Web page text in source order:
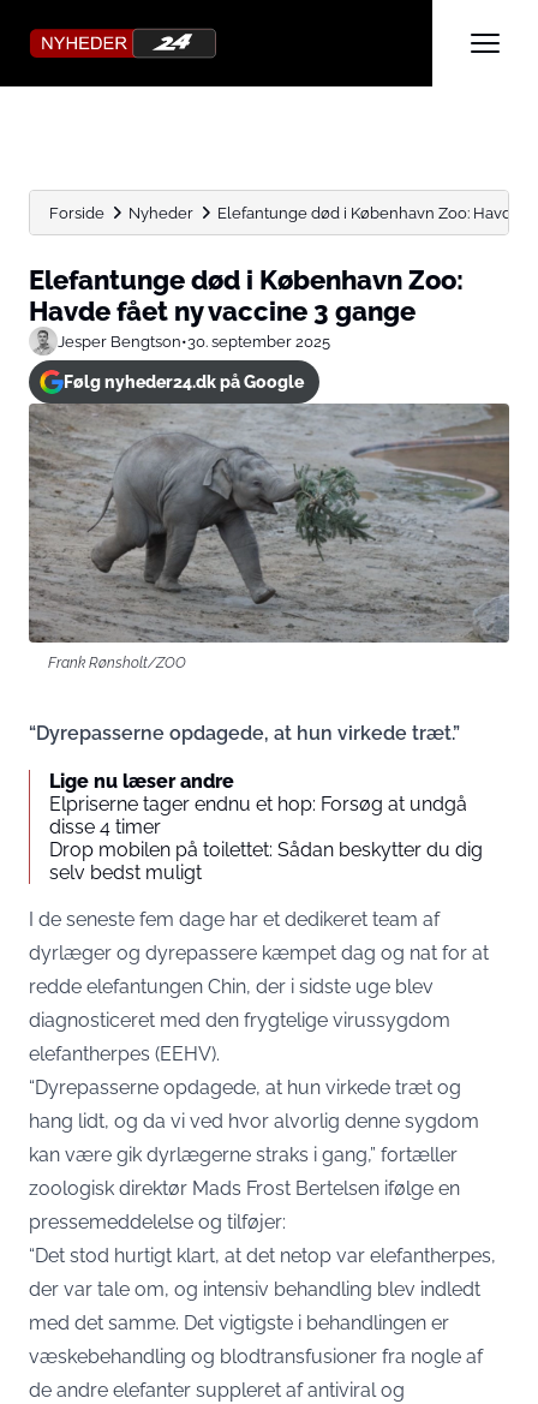
Forside Nyheder Elefantunge død i København Zoo: Havde
Elefantunge død i København Zoo:
Havde fået ny vaccine 3 gange
Jesper Bengtson•30. september 2025
Følg nyheder24.dk på Google
Frank Rønsholt/ZOO
“Dyrepasserne opdagede, at hun virkede træt.”
Lige nu læser andre
Elpriserne tager endnu et hop: Forsøg at undgå
disse 4 timer
Drop mobilen på toilettet: Sådan beskytter du dig
selv bedst muligt
I de seneste fem dage har et dedikeret team af
dyrlæger og dyrepassere kæmpet dag og nat for at
redde elefantungen Chin, der i sidste uge blev
diagnosticeret med den frygtelige virussygdom
elefantherpes (EEHV).
“Dyrepasserne opdagede, at hun virkede træt og
hang lidt, og da vi ved hvor alvorlig denne sygdom
kan være gik dyrlægerne straks i gang,” fortæller
zoologisk direktør Mads Frost Bertelsen ifølge en
pressemeddelelse og tilføjer:
“Det stod hurtigt klart, at det netop var elefantherpes,
der var tale om, og intensiv behandling blev indledt
med det samme. Det vigtigste i behandlingen er
væskebehandling og blodtransfusioner fra nogle af
de andre elefanter suppleret af antiviral og